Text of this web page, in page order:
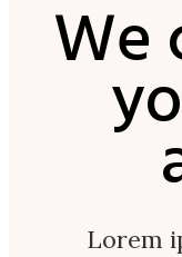
We
Lorem